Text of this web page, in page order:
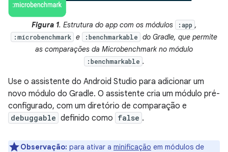
Figura 1. Estrutura do app com os módulos :app ,
:microbenchmark e :benchmarkable
do Gradle, que permite
as comparações da Microbenchmark no módulo
:benchmarkable .
Use o assistente do Android Studio para adicionar um
novo módulo do Gradle. O assistente cria um módulo pré-
configurado, com um diretório de comparação e
debuggable definido como false .
Observação: para ativar a minificação em módulos de